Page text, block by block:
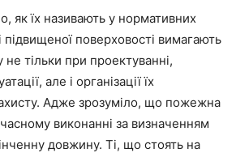
як їх називають у нормативних
підвищеної поверховості вимагають
тільки при проектуванні,
але і організації їх
Адже зрозуміло, що пожежна
виконанні за визначенням
довжину. Ті, що стоять на